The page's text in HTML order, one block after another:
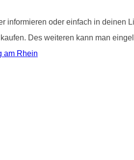
informieren oder einfach in deinen
Des weiteren kann man
am Rhein